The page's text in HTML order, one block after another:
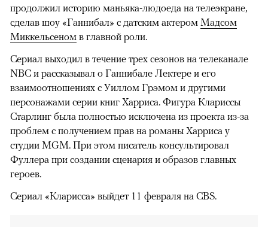
продолжил историю маньяка-людоеда на телеэкране,
сделав шоу «Ганнибал» с датским актером Мадсом
Миккельсеном в главной роли.
Сериал выходил в течение трех сезонов на телеканале
NBC и рассказывал о Ганнибале Лектере и его
взаимоотношениях с Уиллом Грэмом и другими
персонажами серии книг Харриса. Фигура Клариссы
Старлинг была полностью исключена из проекта из-за
проблем с получением прав на романы Харриса у
студии MGM. При этом писатель консультировал
Фуллера при создании сценария и образов главных
героев.
Сериал «Кларисса» выйдет 11 февраля на CBS.